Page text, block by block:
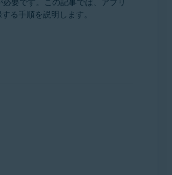
る手順を説明します。